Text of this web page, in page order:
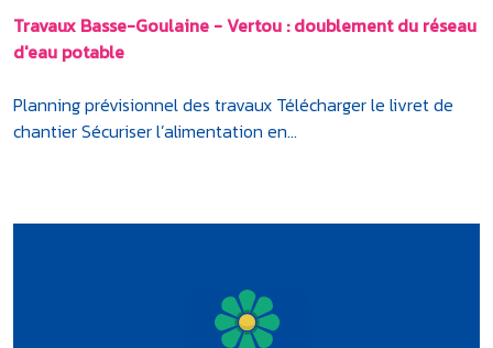
Travaux Basse-Goulaine - Vertou : doublement du réseau
d'eau potable
Planning prévisionnel des travaux Télécharger le livret de
chantier Sécuriser l’alimentation en...